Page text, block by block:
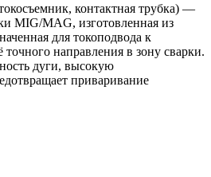
контактная трубка) —
MIG/MAG, изготовленная из
для токоподвода к
направления в зону сварки.
дуги, высокую
приваривание